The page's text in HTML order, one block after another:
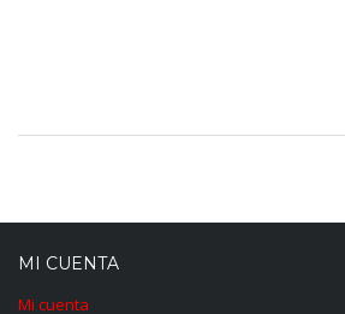
MI CUENTA
Mi cuenta